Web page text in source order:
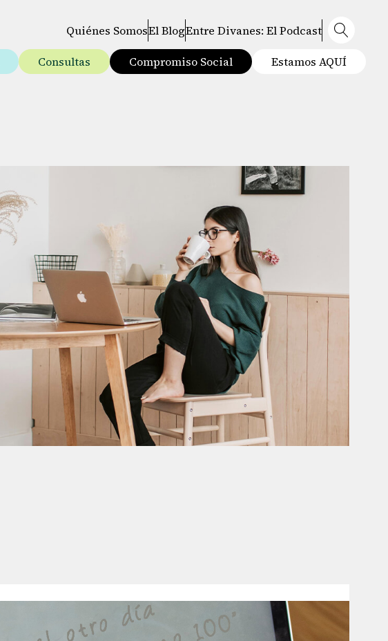
Quiénes SomosEl BlogEntre Divanes: El Podcast
Consultas Compromiso Social Estamos AQUÍ